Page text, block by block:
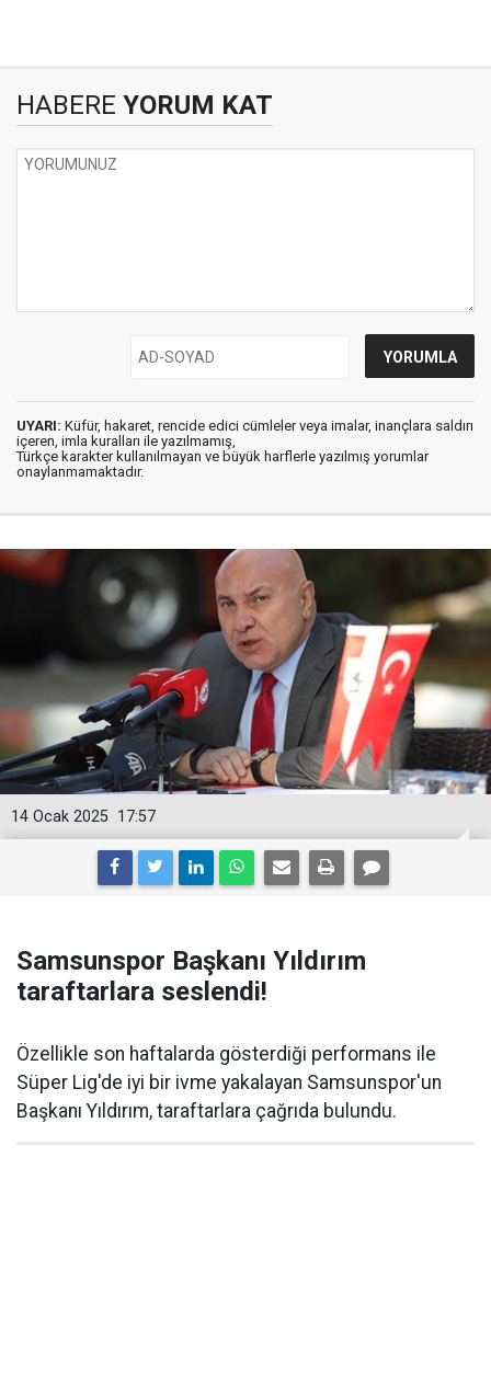
HABERE YORUM KAT
UYARI: Küfür, hakaret, rencide edici cümleler veya imalar, inançlara saldırı
içeren, imla kuralları ile yazılmamış,
Türkçe karakter kullanılmayan ve büyük harflerle yazılmış yorumlar
onaylanmamaktadır.
17:57
14 Ocak 2025
Samsunspor Başkanı Yıldırım
taraftarlara seslendi!
Özellikle son haftalarda gösterdiği performans ile
Süper Lig'de iyi bir ivme yakalayan Samsunspor'un
Başkanı Yıldırım, taraftarlara çağrıda bulundu.